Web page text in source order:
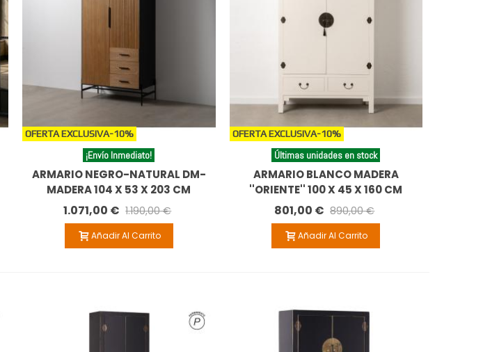
OFERTA EXCLUSIVA-10%
¡Envío Inmediato!
ARMARIO NEGRO-NATURAL DM-
MADERA 104 X 53 X 203 CM
1.071,00 € 1.190,00 €
Añadir Al Carrito
OFERTA EXCLUSIVA-10%
Últimas unidades en stock
ARMARIO BLANCO MADERA
''ORIENTE'' 100 X 45 X 160 CM
801,00 € 890,00 €
Añadir Al Carrito